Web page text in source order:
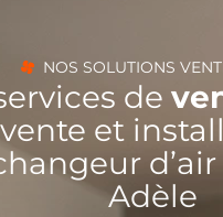
NOS SOLUTIONS
de
vente et
Adèle